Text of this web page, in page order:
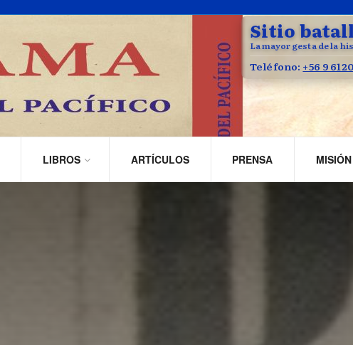
Sitio
La mayor gesta de la
Teléfono: +56 9
LIBROS ARTÍCULOS PRENSA MISIÓN